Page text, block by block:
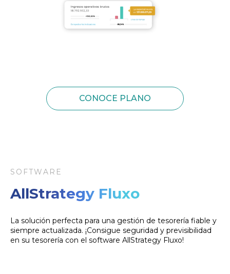
CONOCE PLANO
SOFTWARE
AllStrategy Fluxo
La solución perfecta para una gestión de tesorería fiable y
siempre actualizada. ¡Consigue seguridad y previsibilidad
en su tesorería con el software AllStrategy Fluxo!